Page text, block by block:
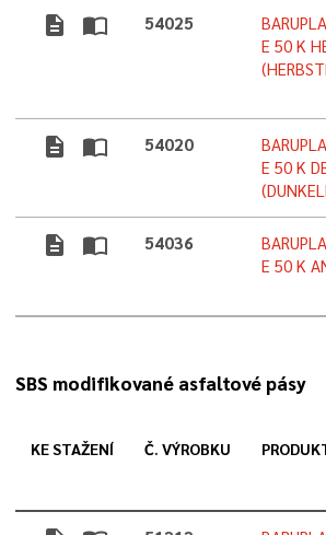
description import_contacts 54025
E 50 K
description import_contacts 54020
E 50 K
description import_contacts 54036
E 50 K
SBS modifikované asfaltové pásy
KE STAŽENÍ Č. VÝROBKU